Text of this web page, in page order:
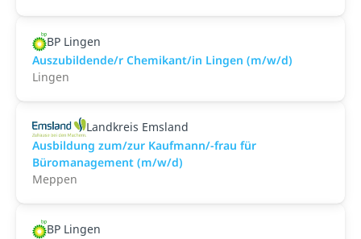
BP Lingen
Auszubildende/r Chemikant/in Lingen (m/w/d)
Lingen
Landkreis Emsland
Ausbildung zum/zur Kaufmann/-frau für
Büromanagement (m/w/d)
Meppen
BP Lingen